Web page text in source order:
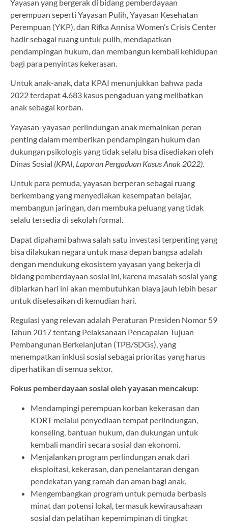
Yayasan yang bergerak di bidang pemberdayaan
perempuan seperti Yayasan Pulih, Yayasan Kesehatan
Perempuan (YKP), dan Rifka Annisa Women’s Crisis Center
hadir sebagai ruang untuk pulih, mendapatkan
pendampingan hukum, dan membangun kembali kehidupan
bagi para penyintas kekerasan.
Untuk anak-anak, data KPAI menunjukkan bahwa pada
2022 terdapat 4.683 kasus pengaduan yang melibatkan
anak sebagai korban.
Yayasan-yayasan perlindungan anak memainkan peran
penting dalam memberikan pendampingan hukum dan
dukungan psikologis yang tidak selalu bisa disediakan oleh
Dinas Sosial (KPAI, Laporan Pengaduan Kasus Anak 2022).
Untuk para pemuda, yayasan berperan sebagai ruang
berkembang yang menyediakan kesempatan belajar,
membangun jaringan, dan membuka peluang yang tidak
selalu tersedia di sekolah formal.
Dapat dipahami bahwa salah satu investasi terpenting yang
bisa dilakukan negara untuk masa depan bangsa adalah
dengan mendukung ekosistem yayasan yang bekerja di
bidang pemberdayaan sosial ini, karena masalah sosial yang
dibiarkan hari ini akan membutuhkan biaya jauh lebih besar
untuk diselesaikan di kemudian hari.
Regulasi yang relevan adalah Peraturan Presiden Nomor 59
Tahun 2017 tentang Pelaksanaan Pencapaian Tujuan
Pembangunan Berkelanjutan (TPB/SDGs), yang
menempatkan inklusi sosial sebagai prioritas yang harus
diperhatikan di semua sektor.
Fokus pemberdayaan sosial oleh yayasan mencakup:
Mendampingi perempuan korban kekerasan dan
KDRT melalui penyediaan tempat perlindungan,
konseling, bantuan hukum, dan dukungan untuk
kembali mandiri secara sosial dan ekonomi.
Menjalankan program perlindungan anak dari
eksploitasi, kekerasan, dan penelantaran dengan
pendekatan yang ramah dan aman bagi anak.
Mengembangkan program untuk pemuda berbasis
minat dan potensi lokal, termasuk kewirausahaan
sosial dan pelatihan kepemimpinan di tingkat